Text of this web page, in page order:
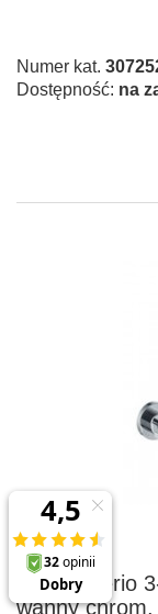
Numer kat.
Dostępność: na
Axor Citterio
wanny